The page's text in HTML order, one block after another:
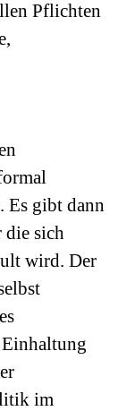
Pflichten
Es gibt dann
die sich
wird. Der
im